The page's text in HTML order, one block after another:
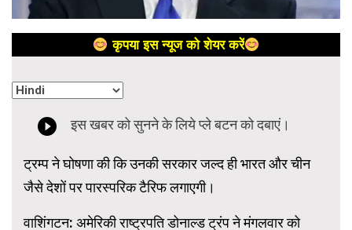
कृपया इस न्यूज को शेयर करें
ट्रम्प ने घोषणा की कि उनकी सरकार जल्द ही भारत और चीन
जैसे देशों पर पारस्परिक टैरिफ लगाएगी।
वाशिंगटन: अमेरिकी राष्ट्रपति डोनाल्ड ट्रंप ने मंगलवार को